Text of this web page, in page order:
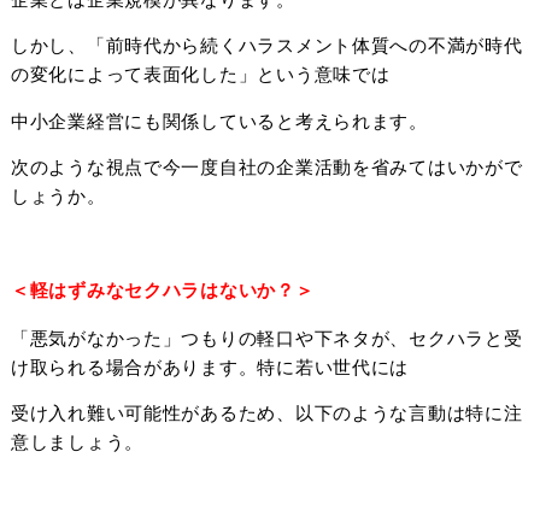
しかし、「前時代から続くハラスメント体質への不満が時代
の変化によって表面化した」という意味では
中小企業経営にも関係していると考えられます。
次のような視点で今一度自社の企業活動を省みてはいかがで
しょうか。
＜軽はずみなセクハラはないか？＞
「悪気がなかった」つもりの軽口や下ネタが、セクハラと受
け取られる場合があります。特に若い世代には
受け入れ難い可能性があるため、以下のような言動は特に注
意しましょう。